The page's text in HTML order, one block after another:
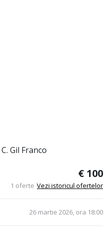
Gil Franco
€ 100
1 oferte Vezi istoricul ofertelor
26 martie 2026, ora 18:00